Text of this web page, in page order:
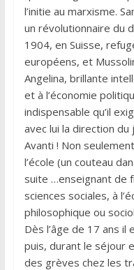
l’initie au marxisme.
un révolutionnaire du
1904, en Suisse,
européens, et
Angelina, brillante
et à l’économie
indispensable qu’il
avec lui la direction du
Avanti ! Non
l’école (un couteau
suite …enseignant de
sciences sociales, à
philosophique ou
Dès l’âge de 17 ans
puis, durant le séjour
des grèves chez les